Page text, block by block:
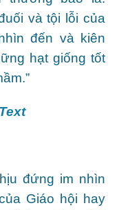
và tội lỗi của
đến và kiên
hạt giống tốt
Text
đứng im nhìn
Giáo hội hay